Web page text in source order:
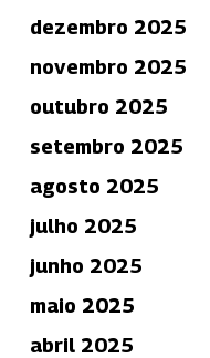
dezembro 2025
novembro 2025
outubro 2025
setembro 2025
agosto 2025
julho 2025
junho 2025
maio 2025
abril 2025